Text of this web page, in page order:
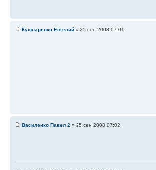
Кушнаренко Евгений » 25 сен 2008 07:01
Василенко Павел 2 » 25 сен 2008 07:02